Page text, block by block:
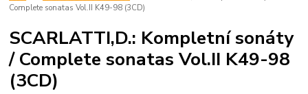
Complete sonatas Vol.II K49-98 (3CD)
SCARLATTI,D.: Kompletní sonáty
/ Complete sonatas Vol.II K49-98
(3CD)